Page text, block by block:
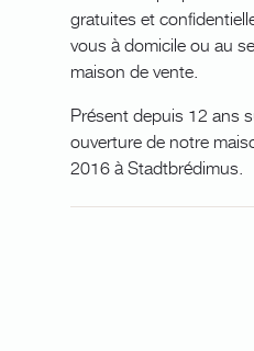
gratuites et
vous à domicile ou au
maison de vente.
Présent depuis 12 ans
ouverture de notre
2016 à Stadtbrédimus.